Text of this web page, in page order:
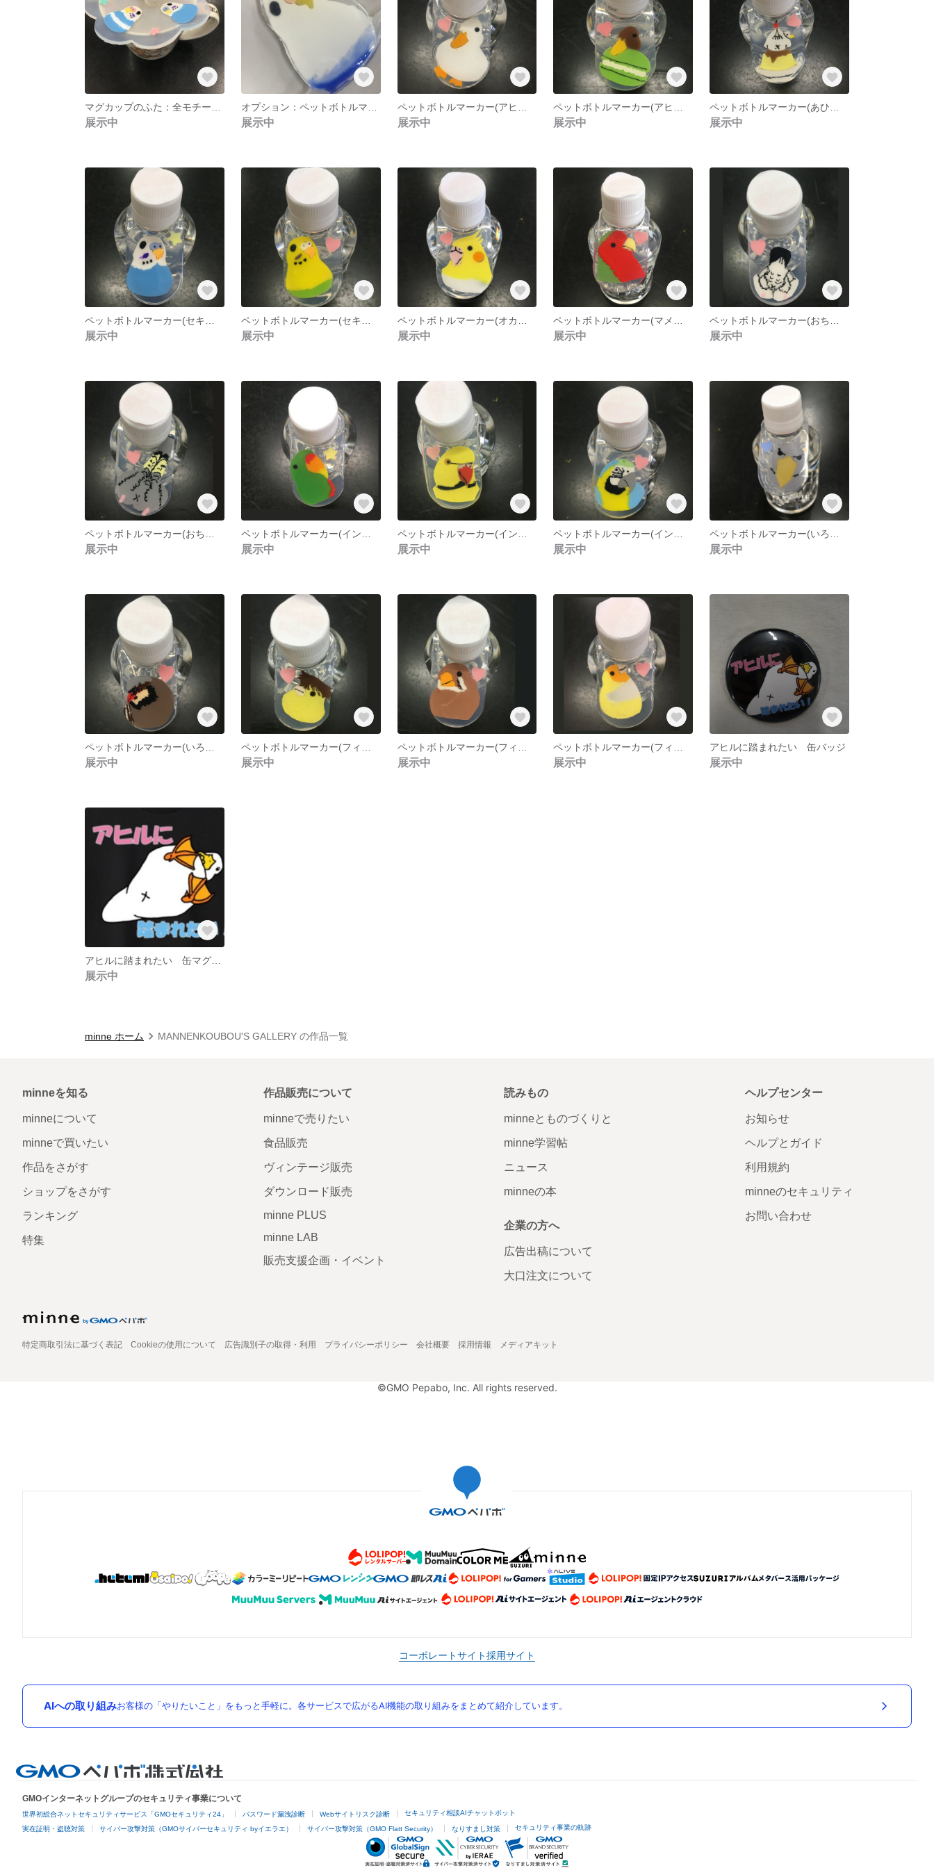
展示中 展示中 展示中 展示中 展示中
展示中 展示中 展示中 展示中 展示中
展示中 展示中 展示中 展示中 展示中
展示中 展示中 展示中 展示中
アヒルに踏まれたい 缶バッジ
展示中
展示中
minne ホーム MANNENKOUBOU'S GALLERY の作品一覧
minneを知る
minneについて
minneで買いたい
作品をさがす
ショップをさがす
ランキング
特集
作品販売について
minneで売りたい
食品販売
ヴィンテージ販売
ダウンロード販売
minne PLUS
minne LAB
販売支援企画・イベント
読みもの
minneとものづくりと
minne学習帖
ニュース
minneの本
企業の方へ
広告出稿について
大口注文について
ヘルプセンター
お知らせ
ヘルプとガイド
利用規約
minneのセキュリティ
お問い合わせ
特定商取引法に基づく表記 Cookieの使用について 広告識別子の取得・利用 プライバシーポリシー 会社概要 採用情報 メディアキット
©GMO Pepabo, Inc. All rights reserved.
コーポレートサイト採用サイト
AIへの取り組みお客様の「やりたいこと」をもっと手軽に。各サービスで広がるAI機能の取り組みをまとめて紹介しています。
GMOインターネットグループのセキュリティ事業について
世界初総合ネットセキュリティサービス「GMOセキュリティ24」 パスワード漏洩診断 Webサイトリスク診断 セキュリティ相談AIチャットボット
実在証明・盗聴対策 サイバー攻撃対策（GMOサイバーセキュリティ byイエラエ） サイバー攻撃対策（GMO Flatt Security） なりすまし対策 セキュリティ事業の軌跡